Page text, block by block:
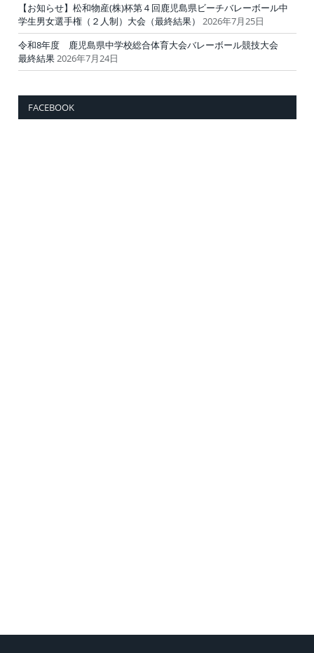
【お知らせ】松和物産(株)杯第４回鹿児島県ビーチバレーボール中
学生男女選手権（２人制）大会（最終結果）
2026年7月25日
令和8年度 鹿児島県中学校総合体育大会バレーボール競技大会
最終結果2026年7月24日
FACEBOOK